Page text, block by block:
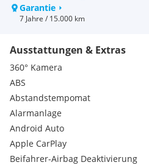
40kW Nenndauerleistung
120kW Maximalleistung
Wartungsintervallalle
das zuerst erreichte gilt
Finanzierungsangebot auf Ihre
wir erstellen ein passendes
Vereinbaren Sie mit uns einen
damit wir Sie optimal betreuen
Wunschfahrzeug bereit steht!
Garantie
7 Jahre / 15.000 km
Ausstattungen & Extras
360° Kamera
ABS
Abstandstempomat
Alarmanlage
Android Auto
Apple CarPlay
Beifahrer-Airbag Deaktivierung